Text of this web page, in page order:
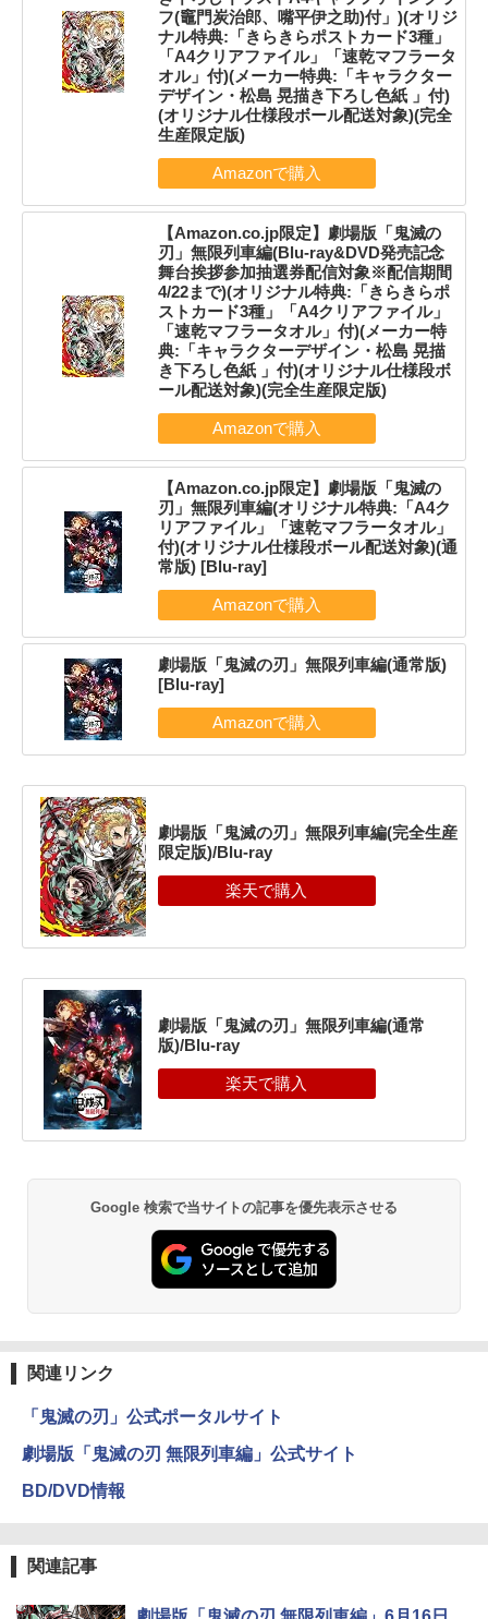
フ(竈門炭治郎、嘴平伊之助)付」)(オリジ
ナル特典:「きらきらポストカード3種」
「A4クリアファイル」「速乾マフラータ
オル」付)(メーカー特典:「キャラクター
デザイン・松島 晃描き下ろし色紙 」付)
(オリジナル仕様段ボール配送対象)(完全
生産限定版)
【Amazon.co.jp限定】劇場版「鬼滅の
刃」無限列車編(Blu-ray&DVD発売記念
舞台挨拶参加抽選券配信対象※配信期間
4/22まで)(オリジナル特典:「きらきらポ
ストカード3種」「A4クリアファイル」
「速乾マフラータオル」付)(メーカー特
典:「キャラクターデザイン・松島 晃描
き下ろし色紙 」付)(オリジナル仕様段ボ
ール配送対象)(完全生産限定版)
【Amazon.co.jp限定】劇場版「鬼滅の
刃」無限列車編(オリジナル特典:「A4ク
リアファイル」「速乾マフラータオル」
付)(オリジナル仕様段ボール配送対象)(通
常版) [Blu-ray]
劇場版「鬼滅の刃」無限列車編(通常版)
[Blu-ray]
劇場版「鬼滅の刃」無限列車編(完全生産
限定版)/Blu-ray
劇場版「鬼滅の刃」無限列車編(通常
版)/Blu-ray
Google 検索で当サイトの記事を優先表示させる
関連リンク
「鬼滅の刃」公式ポータルサイト
劇場版「鬼滅の刃 無限列車編」公式サイト
BD/DVD情報
関連記事